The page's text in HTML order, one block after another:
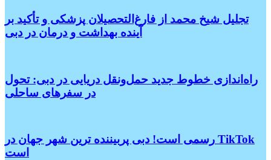
تجلیل شیخ محمد از فارغ‌التحصیلان پزشکی و تأکید بر
آینده بهداشت و درمان در دبی
راه‌اندازی خطوط جدید حمل‌ونقل دریایی در دبی: تحول
در سفرهای ساحلی
رسمی است! دبی پربیننده ترین شهر جهان در TikTok
است